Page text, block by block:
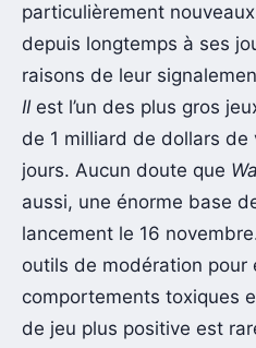
particulièrement
depuis longtemps à ses
raisons de leur
IIest l’un des plus gros
de 1 milliard de dollars de
jours. Aucun doute que
aussi, une énorme base
lancement le 16
outils de modération pour
comportements toxiques
de jeu plus positive est